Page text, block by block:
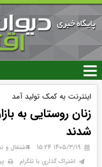
اینترنت به کمک تولید آمد
زنان روستایی به
شدند
۱۴۰۵/۳/۱۹ 15:24 اشتغال و
اشتراک گذاری با تلگرام